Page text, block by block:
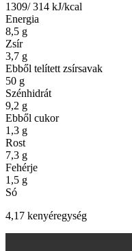
1309/ 314 kJ/kcal
Energia
8,5 g
Zsír
3,7 g
Ebből telített zsírsavak
50 g
Szénhidrát
9,2 g
Ebből cukor
1,3 g
Rost
7,3 g
Fehérje
1,5 g
Só
4,17 kenyéregység